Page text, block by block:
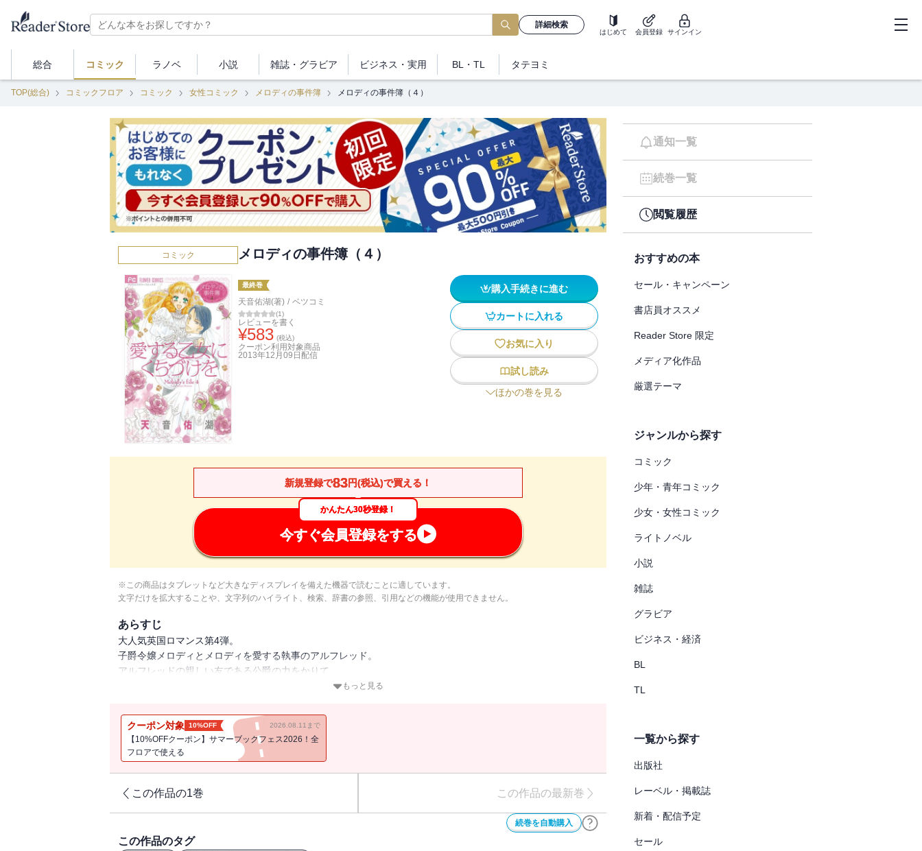
詳細検索
はじめて 会員登録 サインイン
総合 コミック ラノベ 小説 雑誌・ グラビア ビジネス ・実用 BL・TL タテヨミ
TOP(総合) コミックフロア コミック 女性コミック メロディの事件簿 メロディの事件簿（４）
コミック メロディの事件簿（４）
最終巻
天音佑湖(著) / ベツコミ
(1)
レビューを書く
¥583 (税込)
クーポン利用対象商品
2013年12月09日 配信
購入手続きに進む
カートに入れる
お気に入り
試し読み
ほかの巻を見る
新規登録で83円(税込)で買える！
かんたん30秒登録！
今すぐ会員登録をする
※この商品はタブレットなど大きなディスプレイを備えた機器で読むことに適しています。
文字だけを拡大することや、文字列のハイライト、検索、辞書の参照、引用などの機能が使用できません。
あらすじ
大人気英国ロマンス第4弾。
子爵令嬢メロディとメロディを愛する執事のアルフレッド。
アルフレッドの親しい友である公爵の力をかりて
卑劣な手段でメロディに接近するミスターマイルズを撃退できるのか！？
ハッピーエンディングになるのか！？
もっと見る
クーポン対象 10%OFF 2026.08.11まで
【10%OFFクーポン】サマーブックフェス2026！全
フロアで使える
この作品の1巻 この作品の最新巻
続巻を自動購入
この作品のタグ
通知一覧
続巻一覧
閲覧履歴
おすすめの本
セール・キャンペーン
書店員オススメ
Reader Store 限定
メディア化作品
厳選テーマ
ジャンルから探す
コミック
少年・青年コミック
少女・女性コミック
ライトノベル
小説
雑誌
グラビア
ビジネス・経済
BL
TL
一覧から探す
出版社
レーベル・掲載誌
新着・配信予定
セール